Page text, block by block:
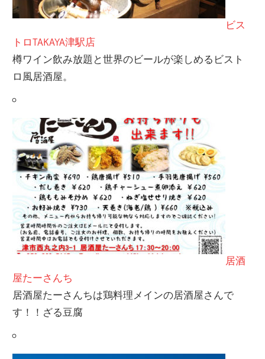
ビス
トロTAKAYA津駅店
樽ワイン飲み放題と世界のビールが楽しめるビスト
ロ風居酒屋。
居酒
屋たーさんち
居酒屋たーさんちは鶏料理メインの居酒屋さんで
す！！ざる豆腐